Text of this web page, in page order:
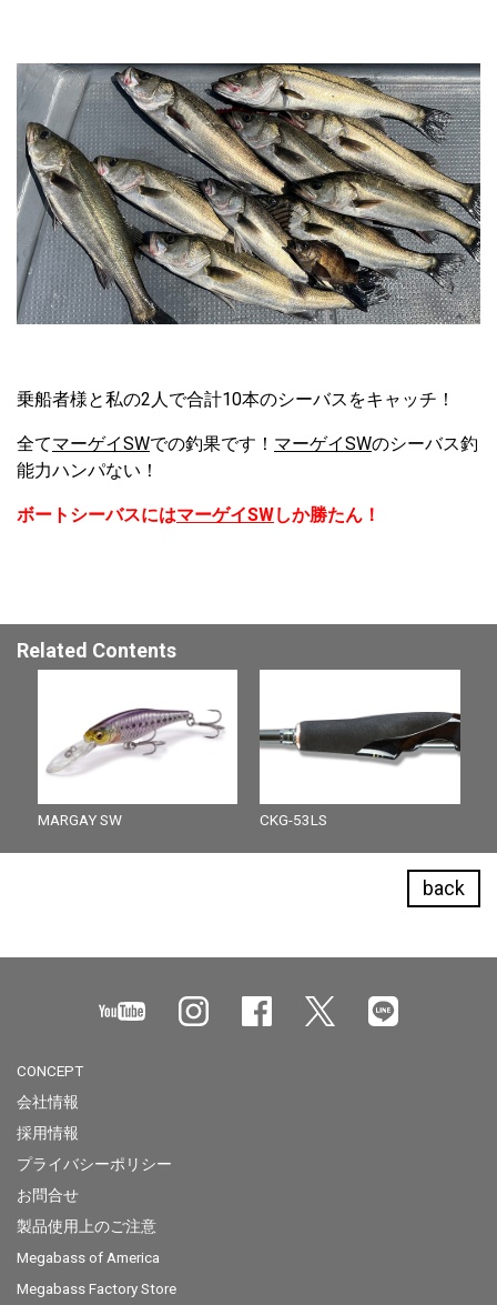
乗船者様と私の2人で合計10本のシーバスをキャッチ！
全てマーゲイSWでの釣果です！ マーゲイSWのシーバス釣
能力ハンパない！
ボートシーバスにはマーゲイSWしか勝たん！
Related Contents
MARGAY SW CKG-53LS
back
CONCEPT
会社情報
採用情報
プライバシーポリシー
お問合せ
製品使用上のご注意
Megabass of America
Megabass Factory Store